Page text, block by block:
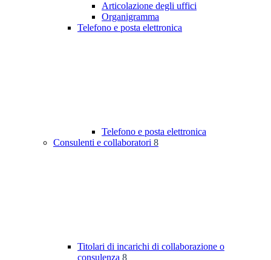
Articolazione degli uffici
Organigramma
Telefono e posta elettronica
Telefono e posta elettronica
Consulenti e collaboratori 8
Titolari di incarichi di collaborazione o
consulenza 8